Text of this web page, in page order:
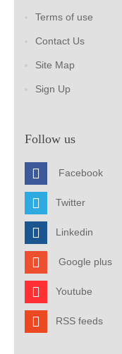
Terms of use
Contact Us
Site Map
Sign Up
Follow us
Facebook
Twitter
Linkedin
Google plus
Youtube
RSS feeds